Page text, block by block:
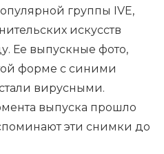
группы IVE,
искусств
Ее выпускные фото,
форме с синими
вирусными.
выпуска прошло
эти снимки до